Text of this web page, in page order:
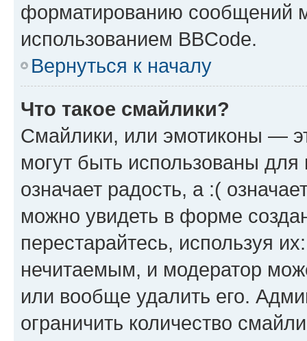
форматированию сообщений
использованием BBCode.
Вернуться к началу
Что такое смайлики?
Смайлики, или эмотиконы —
могут быть использованы
означает радость, а :(
можно увидеть в форме
перестарайтесь, используя
нечитаемым, и модератор
или вообще удалить его.
ограничить количество